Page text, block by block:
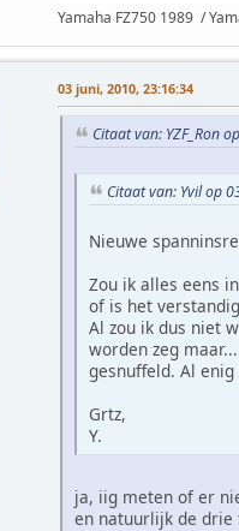
Yamaha FZ750 1989 /
03 juni, 2010, 23:16:34
Citaat van: YZF_Ron
Citaat van: Yvil op
Nieuwe
Zou ik alles eens
of is het
Al zou ik dus niet
worden zeg
gesnuffeld. Al
Grtz,
Y.
ja, iig meten of er
en natuurlijk de drie